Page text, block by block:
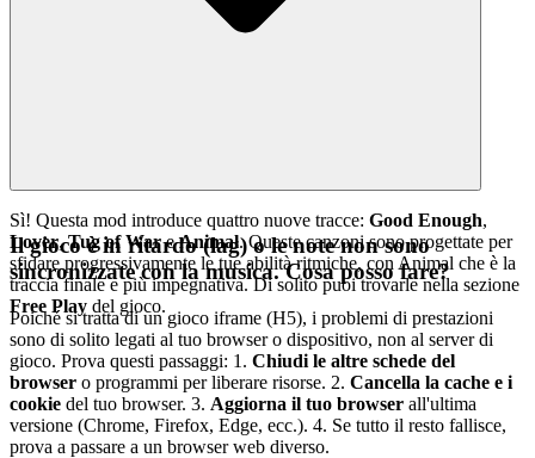
Sì! Questa mod introduce quattro nuove tracce: Good Enough,
Lover,Tug of WareAnimal. Queste canzoni sono progettate per
sfidare progressivamente le tue abilità ritmiche, con Animal che è la
traccia finale e più impegnativa. Di solito puoi trovarle nella sezione
Free Play del gioco.
Il gioco è in ritardo (lag) o le note non sono
sincronizzate con la musica. Cosa posso fare?
Poiché si tratta di un gioco iframe (H5), i problemi di prestazioni
sono di solito legati al tuo browser o dispositivo, non al server di
gioco. Prova questi passaggi: 1. Chiudi le altre schede del
browser o programmi per liberare risorse. 2. Cancella la cache e i
cookie del tuo browser. 3. Aggiorna il tuo browser all'ultima
versione (Chrome, Firefox, Edge, ecc.). 4. Se tutto il resto fallisce,
prova a passare a un browser web diverso.